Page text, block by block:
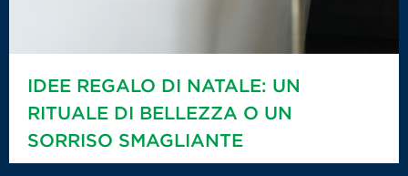
IDEE REGALO DI NATALE: UN
RITUALE DI BELLEZZA O UN
SORRISO SMAGLIANTE